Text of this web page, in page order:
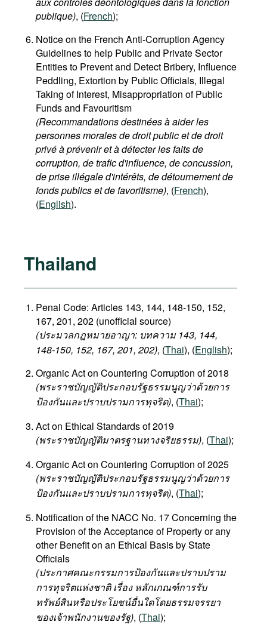
publique), (French);
Notice on the French Anti-Corruption Agency
Guidelines to help Public and Private Sector
Entities to Prevent and Detect Bribery, Influence
Peddling, Extortion by Public Officials, Illegal
Taking of Interest, Misappropriation of Public
Funds and Favouritism
(Recommandations destinées à aider les
personnes morales de droit public et de droit
privé à prévenir et à détecter les faits de
corruption, de trafic d'influence, de concussion,
de prise illégale d'intérêts, de détournement de
fonds publics et de favoritisme), (French),
(English).
Thailand
Penal Code: Articles 143, 144, 148-150, 152,
167, 201, 202 (unofficial source)
(ประมวลกฎหมายอาญา: บทความ 143, 144,
148-150, 152, 167, 201, 202), (Thai), (English);
Organic Act on Countering Corruption of 2018
(พระราชบัญญัติประกอบรัฐธรรมนูญว่าด้วยการ
ป้องกันและปราบปรามการทุจริต), (Thai);
Act on Ethical Standards of 2019
(พระราชบัญญัติมาตรฐานทางจริยธรรม), (Thai);
Organic Act on Countering Corruption of 2025
(พระราชบัญญัติประกอบรัฐธรรมนูญว่าด้วยการ
ป้องกันและปราบปรามการทุจริต), (Thai);
Notification of the NACC No. 17 Concerning the
Provision of the Acceptance of Property or any
other Benefit on an Ethical Basis by State
Officials
(ประกาศคณะกรรมการป้องกันและปราบปราม
การทุจริตแห่งชาติ เรื่อง หลักเกณฑ์การรับ
ทรัพย์สินหรือประโยชน์อื่นใดโดยธรรมจรรยา
ของเจ้าพนักงานของรัฐ), (Thai);